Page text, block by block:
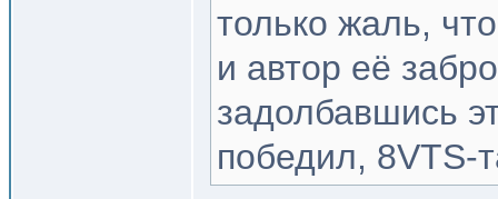
только жаль,
и автор её
задолбавшись
победил, 8VTS-